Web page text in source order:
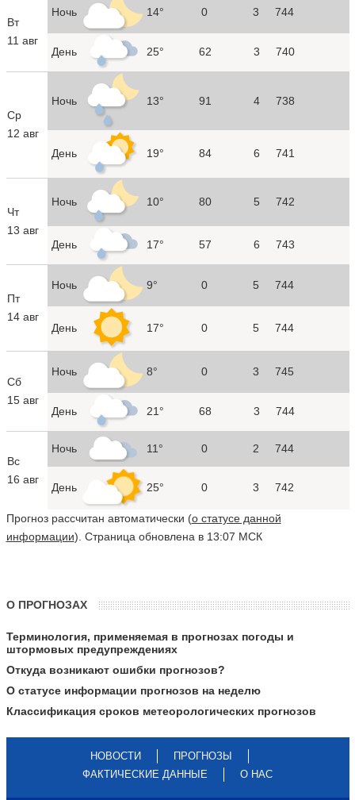
Вт
11 авг
Ночь 14° 0 3 744
День 25° 62 3 740
Ср
12 авг
Ночь 13° 91 4 738
День 19° 84 6 741
Чт
13 авг
Ночь 10° 80 5 742
День 17° 57 6 743
Пт
14 авг
Ночь 9° 0 5 744
День 17° 0 5 744
Сб
15 авг
Ночь 8° 0 3 745
День 21° 68 3 744
Вс
16 авг
Ночь 11° 0 2 744
День 25° 0 3 742
Прогноз рассчитан автоматически (о статусе данной
информации). Страница обновлена в 13:07 МСК
О ПРОГНОЗАХ
Терминология, применяемая в прогнозах погоды и
штормовых предупреждениях
Откуда возникают ошибки прогнозов?
О статусе информации прогнозов на неделю
Классификация сроков метеорологических прогнозов
НОВОСТИ
ПРОГНОЗЫ
ФАКТИЧЕСКИЕ ДАННЫЕ
О НАС